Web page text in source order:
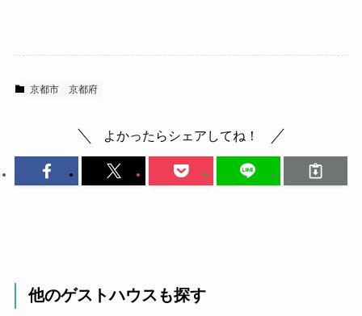
京都市 京都府
よかったらシェアしてね！
他のゲストハウスも探す